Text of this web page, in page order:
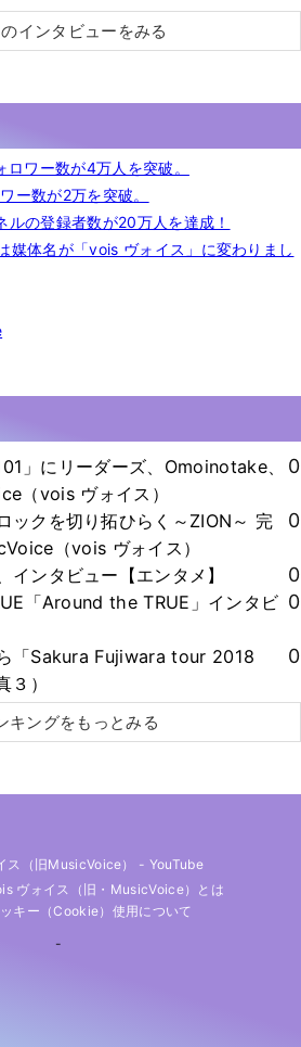
インタビューをみる
ワー数が4万人を突破。
数が2万を突破。
の登録者数が20万人を達成！
体名が「vois ヴォイス」に変わりまし
」にリーダーズ、Omoinotake、
（vois ヴォイス）
0
ックを切り拓ひらく～ZION～ 完
（vois ヴォイス）
0
インタビュー【エンタメ】
0
「Around the TRUE」インタビ 0
ら「Sakura Fujiwara tour 2018
）
0
キングをもっとみる
（旧MusicVoice） - YouTube
ヴォイス（旧・MusicVoice）とは
キー（cookie）使用について
-